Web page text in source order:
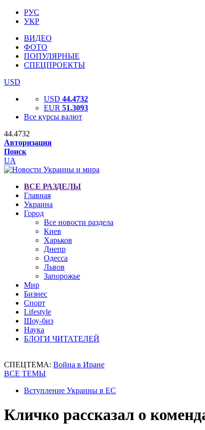
РУС
УКР
ВИДЕО
ФОТО
ПОПУЛЯРНЫЕ
СПЕЦПРОЕКТЫ
USD
USD 44.4732
EUR 51.3093
Все курсы валют
44.4732
Авторизация
Поиск
UA
ВСЕ РАЗДЕЛЫ
Главная
Украина
Город
Все новости раздела
Киев
Харьков
Днепр
Одесса
Львов
Запорожье
Мир
Бизнес
Спорт
Lifestyle
Шоу-биз
Наука
БЛОГИ ЧИТАТЕЛЕЙ
СПЕЦТЕМА: Война в Иране
ВСЕ ТЕМЫ
Вступление Украины в ЕС
Кличко рассказал о